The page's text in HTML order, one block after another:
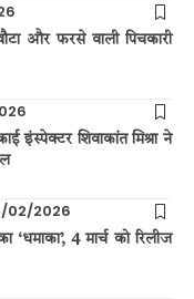
और फरसे वाली पिचकारी
इंस्पेक्टर शिवाकांत मिश्रा ने
02/2026
‘धमाका’, 4 मार्च को रिलीज